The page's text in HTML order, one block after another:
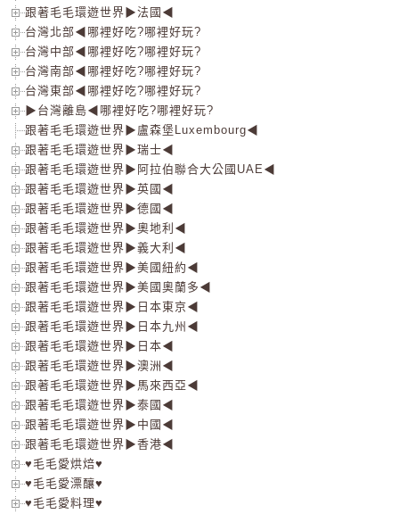
跟著毛毛環遊世界▶法國◀
台灣北部◀哪裡好吃?哪裡好玩?
台灣中部◀哪裡好吃?哪裡好玩?
台灣南部◀哪裡好吃?哪裡好玩?
台灣東部◀哪裡好吃?哪裡好玩?
▶台灣離島◀哪裡好吃?哪裡好玩?
跟著毛毛環遊世界▶盧森堡Luxembourg◀
跟著毛毛環遊世界▶瑞士◀
跟著毛毛環遊世界▶阿拉伯聯合大公國UAE◀
跟著毛毛環遊世界▶英國◀
跟著毛毛環遊世界▶德國◀
跟著毛毛環遊世界▶奧地利◀
跟著毛毛環遊世界▶義大利◀
跟著毛毛環遊世界▶美國紐約◀
跟著毛毛環遊世界▶美國奧蘭多◀
跟著毛毛環遊世界▶日本東京◀
跟著毛毛環遊世界▶日本九州◀
跟著毛毛環遊世界▶日本◀
跟著毛毛環遊世界▶澳洲◀
跟著毛毛環遊世界▶馬來西亞◀
跟著毛毛環遊世界▶泰國◀
跟著毛毛環遊世界▶中國◀
跟著毛毛環遊世界▶香港◀
♥毛毛愛烘焙♥
♥毛毛愛漂釀♥
♥毛毛愛料理♥